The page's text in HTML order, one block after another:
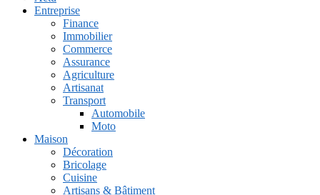
Entreprise
Finance
Immobilier
Commerce
Assurance
Agriculture
Artisanat
Transport
Automobile
Moto
Maison
Décoration
Bricolage
Cuisine
Artisans & Bâtiment